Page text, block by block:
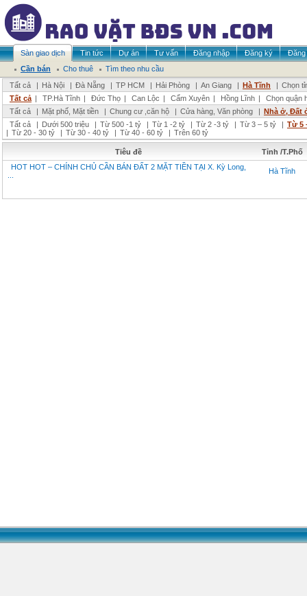
Sàn giao dịch Tin tức Dự án Tư vấn Đăng nhập Đăng ký
Đăng
Cần bán
Cho thuê
Tìm theo nhu cầu
Tất cả
| Hà Nội | Đà Nẵng | TP HCM | Hải Phòng | An Giang | Hà Tĩnh | Chọn
Tất cả | TP.Hà Tĩnh | Đức Thọ | Can Lộc | Cẩm Xuyên | Hồng Lĩnh |
Chọn quận
Tất cả
| Mặt phố, Mặt tiền | Chung cư ,căn hộ | Cửa hàng, Văn phòng | Nhà ở, Đất
Tất cả
| Dưới 500 triệu | Từ 500 -1 tỷ | Từ 1 -2 tỷ | Từ 2 -3 tỷ | Từ 3 – 5 tỷ | Từ 5
| Từ 20 - 30 tỷ | Từ 30 - 40 tỷ | Từ 40 - 60 tỷ | Trên 60 tỷ
Tiêu đề
Tỉnh /T.Phố
HOT HOT – CHÍNH CHỦ CẦN BÁN ĐẤT 2 MẶT TIỀN TẠI X. Kỳ Long,
Hà Tĩnh